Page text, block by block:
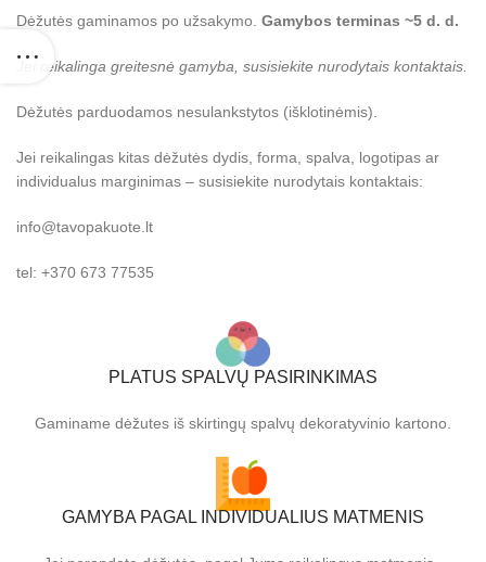
Dėžutės gaminamos po užsakymo. Gamybos terminas ~5 d. d.
Jei reikalinga greitesnė gamyba, susisiekite nurodytais kontaktais.
Dėžutės parduodamos nesulankstytos (išklotinėmis).
Jei reikalingas kitas dėžutės dydis, forma, spalva, logotipas ar
individualus marginimas – susisiekite nurodytais kontaktais:
info@tavopakuote.lt
tel: +370 673 77535
PLATUS SPALVŲ PASIRINKIMAS
Gaminame dėžutes iš skirtingų spalvų dekoratyvinio kartono.
GAMYBA PAGAL INDIVIDUALIUS MATMENIS